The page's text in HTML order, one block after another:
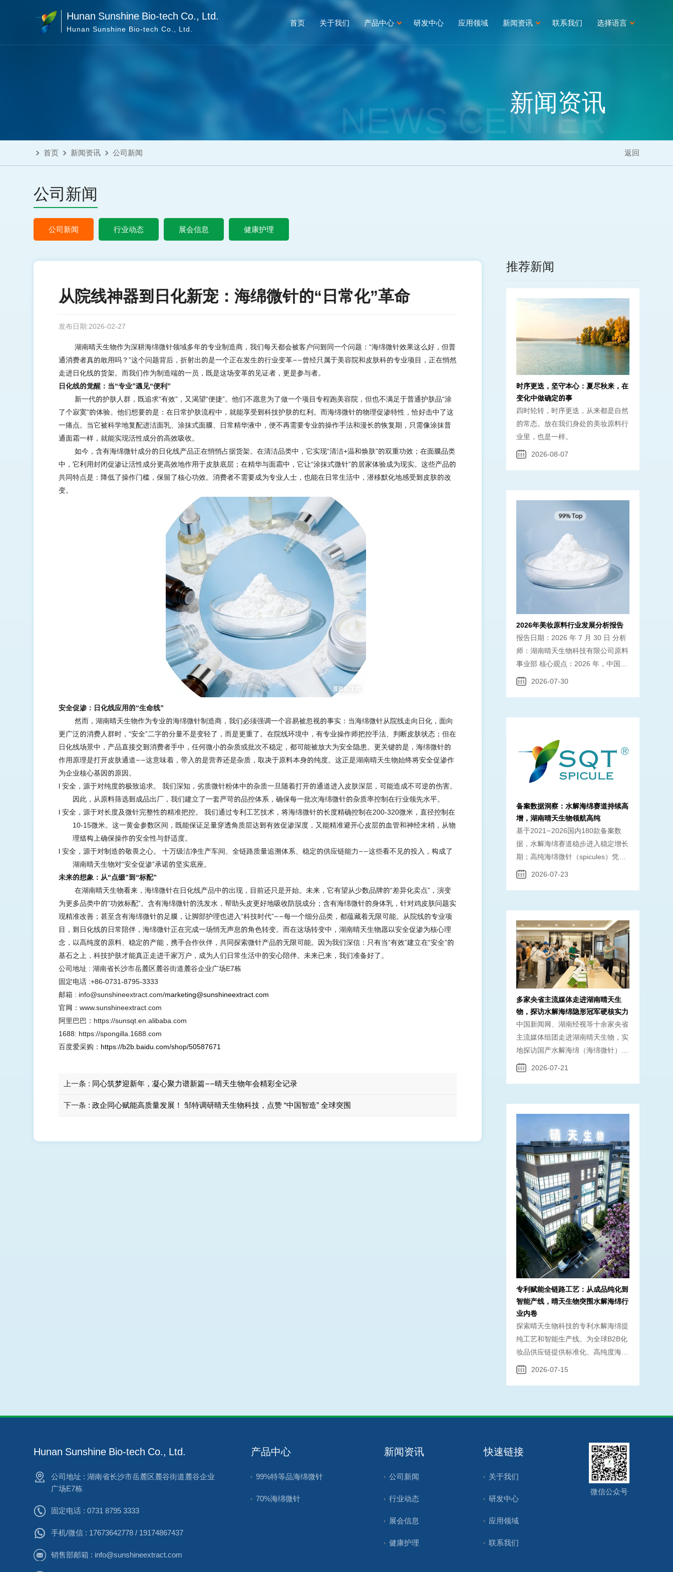
Hunan Sunshine Bio-tech Co., Ltd.
Hunan Sunshine Bio-tech Co., Ltd.
首页 关于我们 产品中心 研发中心 应用领域 新闻资讯 联系我们 选择语言
新闻资讯
NEWS CENTER
返回
首页 新闻资讯 公司新闻
公司新闻
公司新闻 行业动态 展会信息 健康护理
从院线神器到日化新宠：海绵微针的“日常化”革命
发布日期:2026-02-27
湖南晴天生物作为深耕海绵微针领域多年的专业制造商，我们每天都会被客户问到同一个问题：“海绵微针效果这么好，但普
通消费者真的敢用吗？”这个问题背后，折射出的是一个正在发生的行业变革——曾经只属于美容院和皮肤科的专业项目，正在悄然
走进日化线的货架。而我们作为制造端的一员，既是这场变革的见证者，更是参与者。
日化线的觉醒：当“专业”遇见“便利”
新一代的护肤人群，既追求“有效”，又渴望“便捷”。他们不愿意为了做一个项目专程跑美容院，但也不满足于普通护肤品“涂
了个寂寞”的体验。他们想要的是：在日常护肤流程中，就能享受到科技护肤的红利。而海绵微针的物理促渗特性，恰好击中了这
一痛点。当它被科学地复配进洁面乳、涂抹式面膜、日常精华液中，便不再需要专业的操作手法和漫长的恢复期，只需像涂抹普
通面霜一样，就能实现活性成分的高效吸收。
如今，含有海绵微针成分的日化线产品正在悄悄占据货架。在清洁品类中，它实现“清洁+温和焕肤”的双重功效；在面膜品类
中，它利用封闭促渗让活性成分更高效地作用于皮肤底层；在精华与面霜中，它让“涂抹式微针”的居家体验成为现实。这些产品的
共同特点是：降低了操作门槛，保留了核心功效。消费者不需要成为专业人士，也能在日常生活中，潜移默化地感受到皮肤的改
变。
安全促渗：日化线应用的“生命线”
然而，湖南晴天生物作为专业的海绵微针制造商，我们必须强调一个容易被忽视的事实：当海绵微针从院线走向日化，面向
更广泛的消费人群时，“安全”二字的分量不是变轻了，而是更重了。在院线环境中，有专业操作师把控手法、判断皮肤状态；但在
日化线场景中，产品直接交到消费者手中，任何微小的杂质或批次不稳定，都可能被放大为安全隐患。更关键的是，海绵微针的
作用原理是打开皮肤通道——这意味着，带入的是营养还是杂质，取决于原料本身的纯度。这正是湖南晴天生物始终将安全促渗作
为企业核心基因的原因。
l安全，源于对纯度的极致追求。
我们深知，劣质微针粉体中的杂质一旦随着打开的通道进入皮肤深层，可能造成不可逆的伤害。
因此，从原料筛选到成品出厂，我们建立了一套严苛的品控体系，确保每一批次海绵微针的杂质率控制在行业领先水平。
l 安全，源于对长度及微针完整性的精准把控。 我们通过专利工艺技术，将海绵微针的长度精确控制在200-320微米，直径控制在
10-15微米。这一黄金参数区间，既能保证足量穿透角质层达到有效促渗深度，又能精准避开心皮层的血管和神经末梢，从物
理结构上确保操作的安全性与舒适度。
l安全，源于对制造的敬畏之心。 十万级洁净生产车间、全链路质量追溯体系、稳定的供应链能力——这些看不见的投入，构成了
湖南晴天生物对“安全促渗”承诺的坚实底座。
未来的想象：从“点缀”到“标配”
在湖南晴天生物看来，海绵微针在日化线产品中的出现，目前还只是开始。未来，它有望从少数品牌的“差异化卖点”，演变
为更多品类中的“功效标配”。含有海绵微针的洗发水，帮助头皮更好地吸收防脱成分；含有海绵微针的身体乳，针对鸡皮肤问题实
现精准改善；甚至含有海绵微针的足膜，让脚部护理也进入“科技时代”——每一个细分品类，都蕴藏着无限可能。从院线的专业项
目，到日化线的日常陪伴，海绵微针正在完成一场悄无声息的角色转变。而在这场转变中，湖南晴天生物愿以安全促渗为核心理
念，以高纯度的原料、稳定的产能，携手合作伙伴，共同探索微针产品的无限可能。因为我们深信：只有当“有效”建立在“安全”的
基石之上，科技护肤才能真正走进千家万户，成为人们日常生活中的安心陪伴。未来已来，我们准备好了。
公司地址 : 湖南省长沙市岳麓区麓谷街道麓谷企业广场E7栋
固定电话 :+86-0731-8795-3333
邮箱 : info@sunshineextract.com/marketing@sunshineextract.com
官网：www.sunshineextract.com
阿里巴巴： https://sunsqt.en.alibaba.com
1688: https://spongilla.1688.com
百度爱采购： https://b2b.baidu.com/shop/50587671
上一条 : 同心筑梦迎新年，凝心聚力谱新篇——晴天生物年会精彩全记录
下一条 :政企同心赋能高质量发展！ 邹特调研晴天生物科技，点赞 “中国智造” 全球突围
推荐新闻
时序更迭，坚守本心：夏尽秋来，在
变化中做确定的事
四时轮转，时序更迭，从来都是自然
的常态。放在我们身处的美妆原料行
业里，也是一样。
2026-08-07
2026年美妆原料行业发展分析报告
报告日期：2026 年 7 月 30 日 分析
师：湖南晴天生物科技有限公司原料
事业部 核心观点：2026 年，中国美
妆原料行业在政策松绑、技术迭代与
2026-07-30
备案数据洞察：水解海绵赛道持续高
增，湖南晴天生物领航高纯
基于2021—2026国内180款备案数
据，水解海绵赛道稳步进入稳定增长
期；高纯海绵微针（spicules）凭安
全温和促渗特性，成为院线、头皮、
纯合规供货。 备案数据洞察：水解
海绵赛道持续高增，湖南晴天生物领
航高纯 据 2021 年 1 月 —2026 年
2026-07-23
多家央省主流媒体走进湖南晴天生
物，探访水解海绵隐形冠军硬核实力
中国新闻网、湖南经视等十余家央省
主流媒体组团走进湖南晴天生物，实
地探访国产水解海绵（海绵微针）源
头企业。深度解读99%高纯特等品量
2026-07-21
专利赋能全链路工艺：从成品纯化到
智能产线，晴天生物突围水解海绵行
业内卷
探索晴天生物科技的专利水解海绵提
纯工艺和智能生产线。为全球B2B化
妆品供应链提供标准化、高纯度海绵
骨针原料。
2026-07-15
Hunan Sunshine Bio-tech Co., Ltd.
公司地址 : 湖南省长沙市岳麓区麓谷街道麓谷企业
广场E7栋
固定电话 : 0731 8795 3333
手机/微信 : 17673642778 / 19174867437
销售部邮箱 : info@sunshineextract.com
产品中心
99%特等品海绵微针
70%海绵微针
新闻资讯
公司新闻
行业动态
展会信息
健康护理
快速链接
关于我们
研发中心
应用领域
联系我们
微信公众号